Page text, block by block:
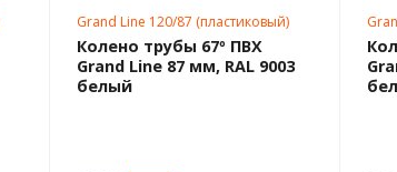
Grand Line 120/87 (пластиковый)
Колено трубы 67º ПВХ
Grand Line 87 мм, RAL 9003
белый